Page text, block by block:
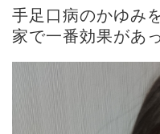
手足口病のかゆみ
家で一番効果があ